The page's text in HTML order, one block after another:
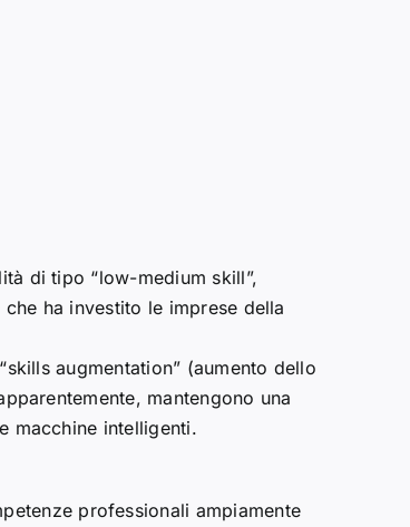
di tipo “low-medium skill”,
ha investito le imprese della
augmentation” (aumento dello
mantengono una
macchine intelligenti.
professionali ampiamente